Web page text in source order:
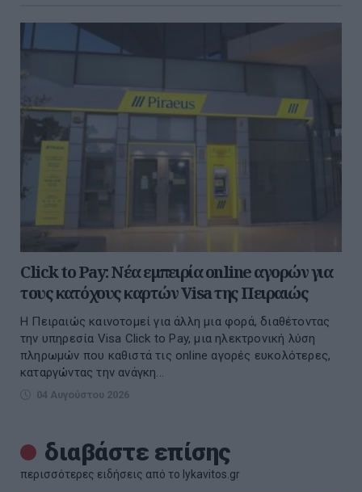
Click to Pay: Nέα εμπειρία online αγορών για
τους κατόχους καρτών Visa της Πειραιώς
Η Πειραιώς καινοτομεί για άλλη μια φορά, διαθέτοντας
την υπηρεσία Visa Click to Pay, μια ηλεκτρονική λύση
πληρωμών που καθιστά τις online αγορές ευκολότερες,
καταργώντας την ανάγκη...
04 Αυγούστου 2026
διαβάστε επίσης
περισσότερες ειδήσεις από το lykavitos.gr